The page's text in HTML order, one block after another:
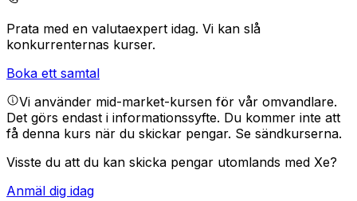
Prata med en valutaexpert idag. Vi kan slå
konkurrenternas kurser.
Boka ett samtal
Vi använder mid-market-kursen för vår omvandlare.
Det görs endast i informationssyfte. Du kommer inte att
få denna kurs när du skickar pengar. Se sändkurserna.
Visste du att du kan skicka pengar utomlands med Xe?
Anmäl dig idag